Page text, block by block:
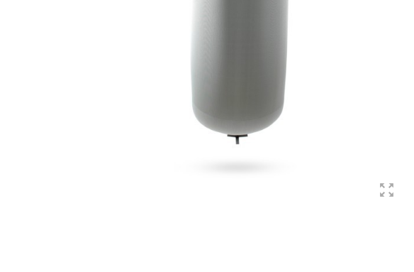
zoom_out_map